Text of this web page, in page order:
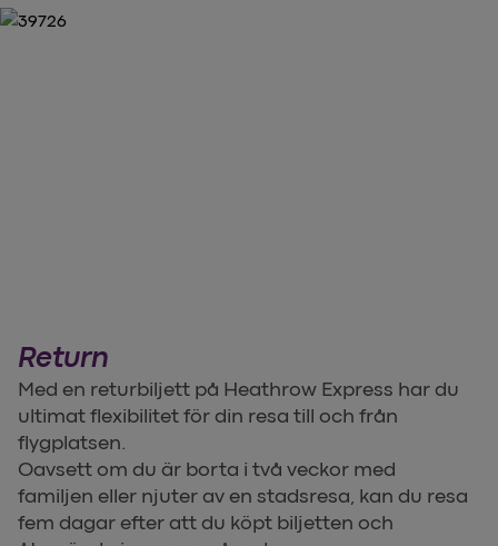
Return
Med en returbiljett på Heathrow Express har du
ultimat flexibilitet för din resa till och från
flygplatsen.
Oavsett om du är borta i två veckor med
familjen eller njuter av en stadsresa, kan du resa
fem dagar efter att du köpt biljetten och